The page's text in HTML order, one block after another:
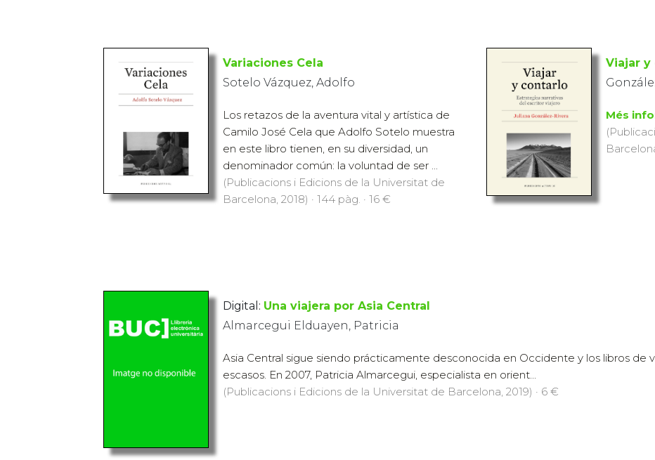
Variaciones Cela
Sotelo Vázquez, Adolfo
Los retazos de la aventura vital y artística de
Camilo José Cela que Adolfo Sotelo muestra
en este libro tienen, en su diversidad, un
denominador común: la voluntad de ser ...
(Publicacions i Edicions de la Universitat de
Barcelona, 2018) · 144 pàg. · 16 €
Viajar
Més
Digital: Una viajera por Asia Central
Almarcegui Elduayen, Patricia
Asia Central sigue siendo prácticamente desconocida en Occidente y los libros de
escasos. En 2007, Patricia Almarcegui, especialista en orient...
(Publicacions i Edicions de la Universitat de Barcelona, 2019) · 6 €